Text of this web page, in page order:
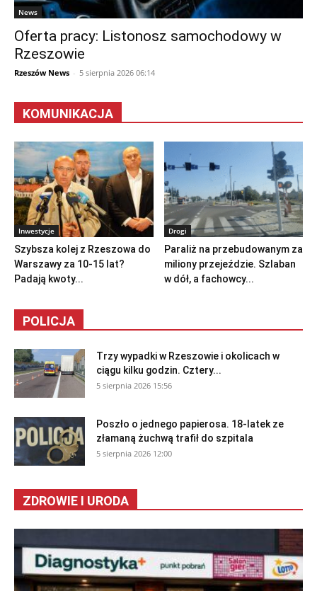
News
Oferta pracy: Listonosz samochodowy w
Rzeszowie
Rzeszów News - 5 sierpnia 2026 06:14
KOMUNIKACJA
Inwestycje
Szybsza kolej z Rzeszowa do
Warszawy za 10-15 lat?
Padają kwoty...
Drogi
Paraliż na przebudowanym za
miliony przejeździe. Szlaban
w dół, a fachowcy...
POLICJA
Trzy wypadki w Rzeszowie i okolicach w
ciągu kilku godzin. Cztery...
5 sierpnia 2026 15:56
Poszło o jednego papierosa. 18-latek ze
złamaną żuchwą trafił do szpitala
5 sierpnia 2026 12:00
ZDROWIE I URODA